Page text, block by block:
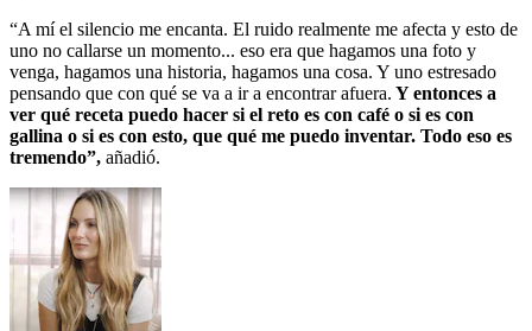
“A mí el silencio me encanta. El ruido realmente me afecta y esto de
uno no callarse un momento... eso era que hagamos una foto y
venga, hagamos una historia, hagamos una cosa. Y uno estresado
pensando que con qué se va a ir a encontrar afuera. Y entonces a
ver qué receta puedo hacer si el reto es con café o si es con
gallina o si es con esto, que qué me puedo inventar. Todo eso es
tremendo”, añadió.